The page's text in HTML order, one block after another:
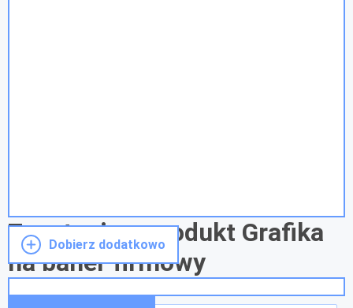
Zapytanie o produkt Grafika
na baner firmowy
Dobierz dodatkowo